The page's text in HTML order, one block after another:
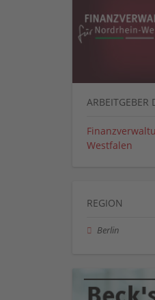
ARBEITGEBER
Westfalen
REGION
Berlin